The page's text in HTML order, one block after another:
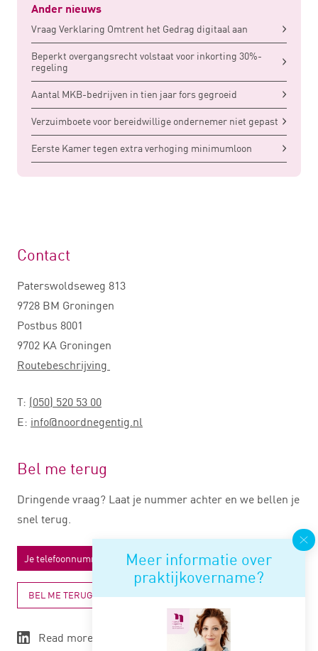
Ander nieuws
Vraag Verklaring Omtrent het Gedrag digitaal aan
Beperkt overgangsrecht volstaat voor inkorting 30%-
regeling
Aantal MKB-bedrijven in tien jaar fors gegroeid
Verzuimboete voor bereidwillige ondernemer niet gepast
Eerste Kamer tegen extra verhoging minimumloon
Meer informatie over
praktijkovername?
Contact
Paterswoldseweg 813
9728 BM Groningen
Postbus 8001
9702 KA Groningen
Routebeschrijving
T: (050) 520 53 00
E: info@noordnegentig.nl
Bel me terug
Dringende vraag? Laat je nummer achter en we bellen je
snel terug.
BEL ME TERUG
Read more